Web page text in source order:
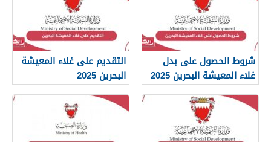
شروط الحصول على بدل
غلاء المعيشة البحرين 2025
التقديم على غلاء المعيشة
البحرين 2025